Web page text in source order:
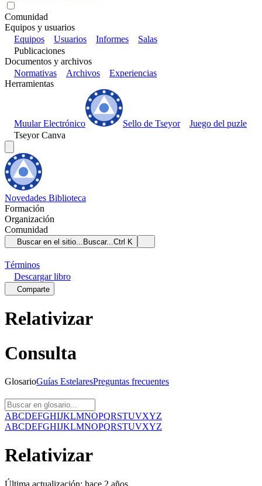
Comunidad
Equipos y usuarios
Equipos
Usuarios Informes
Salas
Publicaciones
Documentos y archivos
Normativas
Archivos
Experiencias
Herramientas
Muular Electrónico Sello de Tseyor
Juego del puzle
Tseyor Canva
Novedades Biblioteca
Formación
Organización
Comunidad
Buscar en el sitio... Buscar...Ctrl K
Términos
Descargarlibro
Comparte
Relativizar
Consulta
GlosarioGuías EstelaresPreguntas frecuentes
ABCDEFGHIJKLMNOPQRSTUVXYZ
ABCDEFGHIJKLMNOPQRSTUVXYZ
Relativizar
Última actualización: hace 2 años